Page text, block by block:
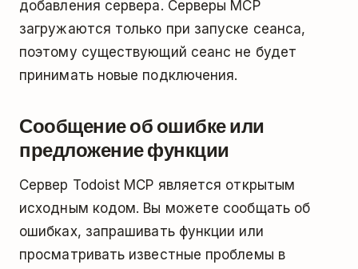
добавления сервера. Серверы MCP
загружаются только при запуске сеанса,
поэтому существующий сеанс не будет
принимать новые подключения.
Сообщение об ошибке или
предложение функции
Сервер Todoist MCP является открытым
исходным кодом. Вы можете сообщать об
ошибках, запрашивать функции или
просматривать известные проблемы в